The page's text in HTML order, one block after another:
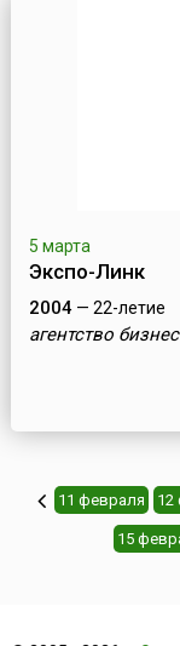
5 марта
Экспо-Линк
2004— 22-летие
агентство
11 февраля 12
15